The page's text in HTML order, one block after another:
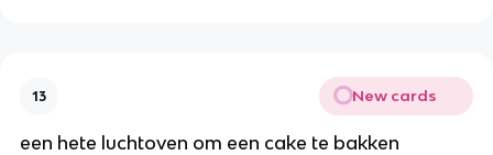
13 New cards
een hete luchtoven om een cake te bakken